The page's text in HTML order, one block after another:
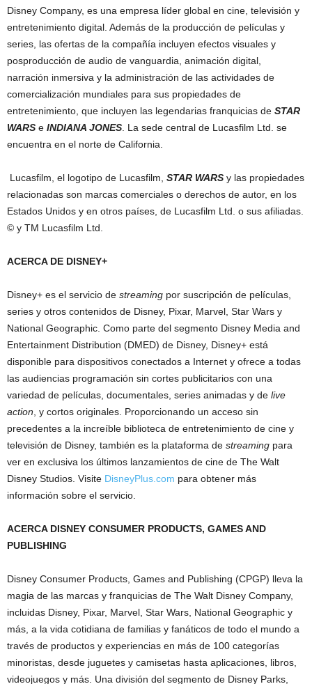
Disney Company, es una empresa líder global en cine, televisión y
entretenimiento digital. Además de la producción de películas y
series, las ofertas de la compañía incluyen efectos visuales y
posproducción de audio de vanguardia, animación digital,
narración inmersiva y la administración de las actividades de
comercialización mundiales para sus propiedades de
entretenimiento, que incluyen las legendarias franquicias de STAR
WARS e INDIANA JONES . La sede central de Lucasfilm Ltd. se
encuentra en el norte de California.
Lucasfilm, el logotipo de Lucasfilm, STAR WARS y las propiedades
relacionadas son marcas comerciales o derechos de autor, en los
Estados Unidos y en otros países, de Lucasfilm Ltd. o sus afiliadas.
© y TM Lucasfilm Ltd.
ACERCA DE DISNEY+
Disney+ es el servicio de streaming por suscripción de películas,
series y otros contenidos de Disney, Pixar, Marvel, Star Wars y
National Geographic. Como parte del segmento Disney Media and
Entertainment Distribution (DMED) de Disney, Disney+ está
disponible para dispositivos conectados a Internet y ofrece a todas
las audiencias programación sin cortes publicitarios con una
variedad de películas, documentales, series animadas y de live
action , y cortos originales. Proporcionando un acceso sin
precedentes a la increíble biblioteca de entretenimiento de cine y
televisión de Disney, también es la plataforma de streaming para
ver en exclusiva los últimos lanzamientos de cine de The Walt
Disney Studios. Visite DisneyPlus.com para obtener más
información sobre el servicio.
ACERCA DISNEY CONSUMER PRODUCTS, GAMES AND
PUBLISHING
Disney Consumer Products, Games and Publishing (CPGP) lleva la
magia de las marcas y franquicias de The Walt Disney Company,
incluidas Disney, Pixar, Marvel, Star Wars, National Geographic y
más, a la vida cotidiana de familias y fanáticos de todo el mundo a
través de productos y experiencias en más de 100 categorías
minoristas, desde juguetes y camisetas hasta aplicaciones, libros,
videojuegos y más. Una división del segmento de Disney Parks,